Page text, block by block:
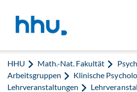
HHU Math.-Nat. Fakultät
Arbeitsgruppen
Klinische
Lehrveranstaltungen